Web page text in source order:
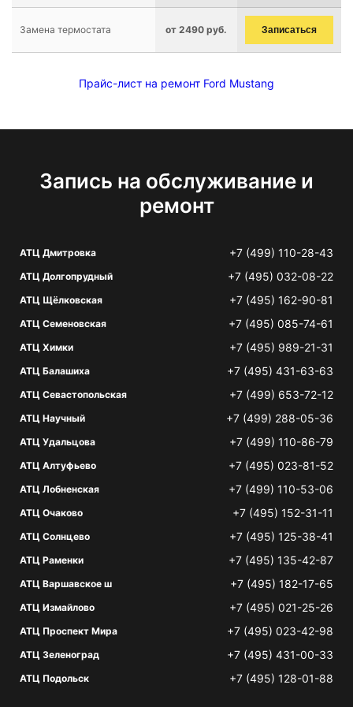
Замена термостата от 2490 руб. Записаться
Прайс-лист на ремонт Ford Mustang
Запись на обслуживание и
ремонт
АТЦ Дмитровка +7 (499) 110-28-43
АТЦ Долгопрудный +7 (495) 032-08-22
АТЦ Щёлковская +7 (495) 162-90-81
АТЦ Семеновская +7 (495) 085-74-61
АТЦ Химки +7 (495) 989-21-31
АТЦ Балашиха +7 (495) 431-63-63
АТЦ Севастопольская +7 (499) 653-72-12
АТЦ Научный +7 (499) 288-05-36
АТЦ Удальцова +7 (499) 110-86-79
АТЦ Алтуфьево +7 (495) 023-81-52
АТЦ Лобненская +7 (499) 110-53-06
АТЦ Очаково +7 (495) 152-31-11
АТЦ Солнцево +7 (495) 125-38-41
АТЦ Раменки +7 (495) 135-42-87
АТЦ Варшавское ш +7 (495) 182-17-65
АТЦ Измайлово +7 (495) 021-25-26
АТЦ Проспект Мира +7 (495) 023-42-98
АТЦ Зеленоград +7 (495) 431-00-33
АТЦ Подольск +7 (495) 128-01-88